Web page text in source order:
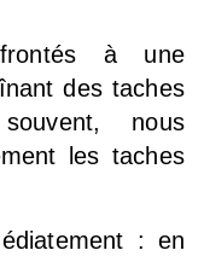
à une
des taches
nous
les taches
: en